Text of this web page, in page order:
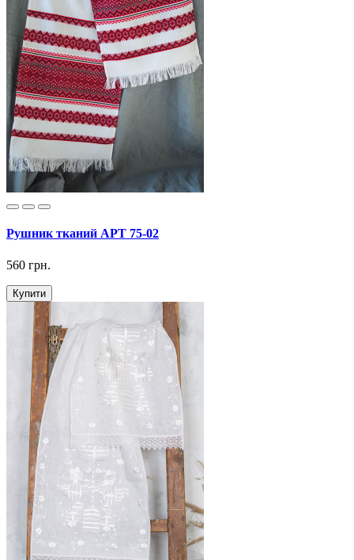
Рушник тканий АРТ 75-02
560 грн.
Купити